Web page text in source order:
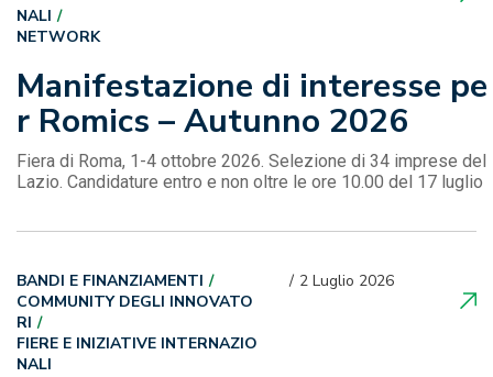
Manifestazione di interesse pe
r Romics – Autunno 2026
NALI
NETWORK
Fiera di Roma, 1-4 ottobre 2026. Selezione di 34 imprese del
Lazio. Candidature entro e non oltre le ore 10.00 del 17 luglio
2 Luglio 2026
BANDI E FINANZIAMENTI
COMMUNITY DEGLI INNOVATO
RI
FIERE E INIZIATIVE INTERNAZIO
NALI